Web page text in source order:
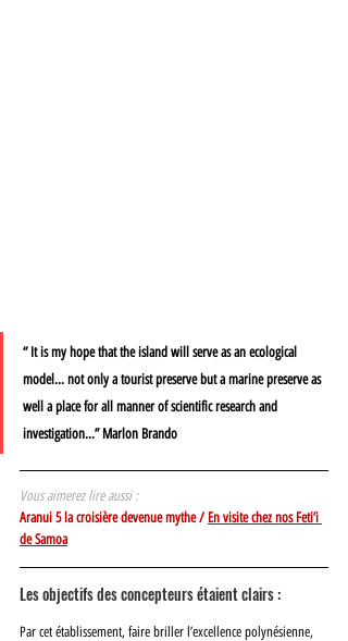
“ It is my hope that the island will serve as an ecological
model... not only a tourist preserve but a marine preserve as
well a place for all manner of scientific research and
investigation...” Marlon Brando
Vous aimerez lire aussi :
Aranui 5 la croisière devenue mythe / En visite chez nos Feti’i
de Samoa
Les objectifs des concepteurs étaient clairs :
Par cet établissement, faire briller l’excellence polynésienne,